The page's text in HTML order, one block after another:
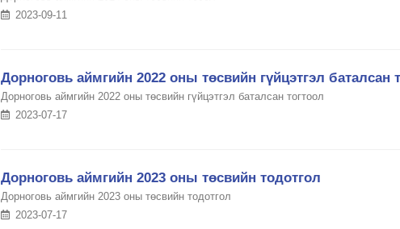
2023-09-11
Дорноговь аймгийн 2022 оны төсвийн гүйцэтгэл баталсан
Дорноговь аймгийн 2022 оны төсвийн гүйцэтгэл баталсан тогтоол
2023-07-17
Дорноговь аймгийн 2023 оны төсвийн тодотгол
Дорноговь аймгийн 2023 оны төсвийн тодотгол
2023-07-17